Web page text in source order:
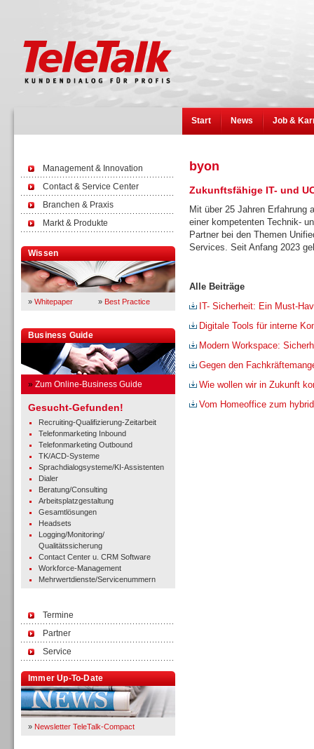
Start News Job &
Management & Innovation
Contact & Service Center
Branchen & Praxis
Markt & Produkte
Wissen
» Whitepaper » Best Practice
Business Guide
» Zum Online-Business Guide
Gesucht-Gefunden!
Recruiting-Qualifizierung-Zeitarbeit
Telefonmarketing Inbound
Telefonmarketing Outbound
TK/ACD-Systeme
Sprachdialogsysteme/KI-Assistenten
Dialer
Beratung/Consulting
Arbeitsplatzgestaltung
Gesamtlösungen
Headsets
Logging/Monitoring/
Qualitätssicherung
Contact Center u. CRM Software
Workforce-Management
Mehrwertdienste/Servicenummern
Termine
Partner
Service
Immer Up-To-Date
» Newsletter TeleTalk-Compact
byon
Zukunftsfähige IT- und
Mit über 25 Jahren Erfahrung
einer kompetenten Technik-
Partner bei den Themen
Services. Seit Anfang 2023
Alle Beiträge
IT- Sicherheit: Ein Must-
Digitale Tools für interne
Modern Workspace:
Gegen den
Wie wollen wir in Zukunft
Vom Homeoffice zum